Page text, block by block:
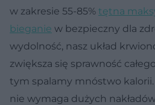
w zakresie 55-85% tętna
bieganie w bezpieczny dla
wydolność, nasz układ
zwiększa się sprawność
tym spalamy mnóstwo
nie wymaga dużych